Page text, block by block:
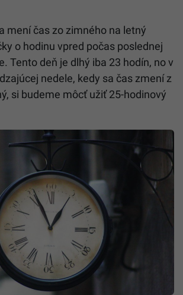
mení čas zo zimného na letný
o hodinu vpred počas poslednej
Tento deň je dlhý iba 23 hodín, no v
nedele, kedy sa čas zmení z
si budeme môcť užiť 25-hodinový